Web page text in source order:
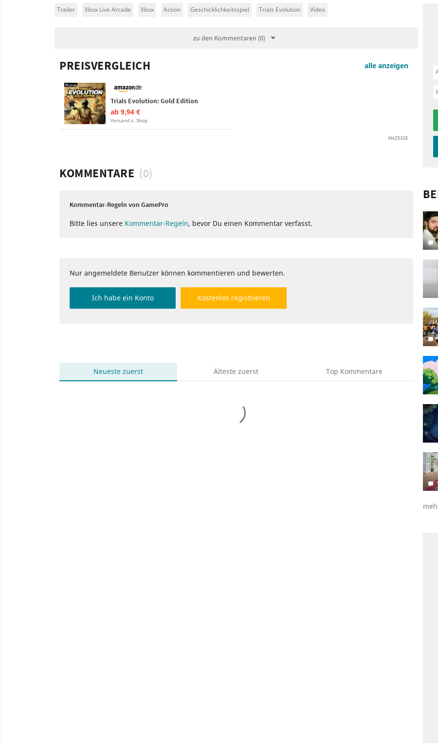
Trailer Xbox Live Arcade Xbox Action Geschicklichkeitsspiel Trials Evolution Video
zu den Kommentaren (0)
PREISVERGLEICH alle anzeigen
Trials Evolution: Gold Edition
ab 9,94 €
Versand s. Shop
ANZEIGE
KOMMENTARE (0)
Kommentar-Regeln von GamePro
Bitte lies unsere Kommentar-Regeln, bevor Du einen Kommentar verfasst.
Nur angemeldete Benutzer können kommentieren und bewerten.
Ich habe ein Konto Kostenlos registrieren
Neueste zuerst Älteste zuerst Top Kommentare